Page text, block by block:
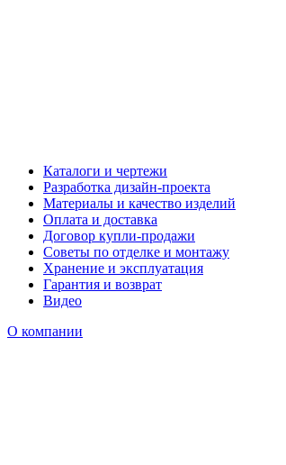
Каталоги и чертежи
Разработка дизайн-проекта
Материалы и качество изделий
Оплата и доставка
Договор купли-продажи
Советы по отделке и монтажу
Хранение и эксплуатация
Гарантия и возврат
Видео
О компании